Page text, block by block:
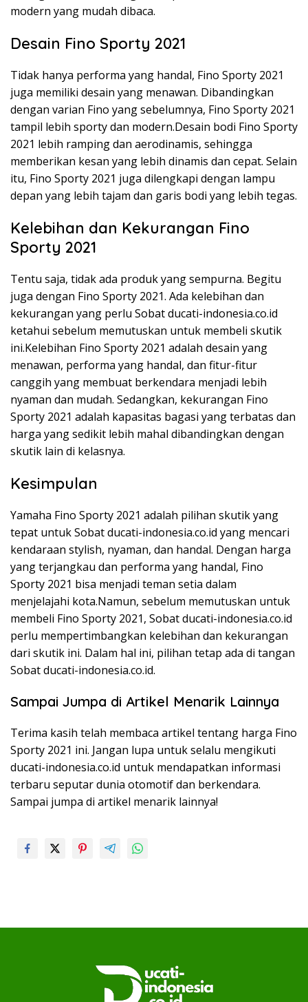
modern yang mudah dibaca.
Desain Fino Sporty 2021
Tidak hanya performa yang handal, Fino Sporty 2021
juga memiliki desain yang menawan. Dibandingkan
dengan varian Fino yang sebelumnya, Fino Sporty 2021
tampil lebih sporty dan modern.Desain bodi Fino Sporty
2021 lebih ramping dan aerodinamis, sehingga
memberikan kesan yang lebih dinamis dan cepat. Selain
itu, Fino Sporty 2021 juga dilengkapi dengan lampu
depan yang lebih tajam dan garis bodi yang lebih tegas.
Kelebihan dan Kekurangan Fino
Sporty 2021
Tentu saja, tidak ada produk yang sempurna. Begitu
juga dengan Fino Sporty 2021. Ada kelebihan dan
kekurangan yang perlu Sobat ducati-indonesia.co.id
ketahui sebelum memutuskan untuk membeli skutik
ini.Kelebihan Fino Sporty 2021 adalah desain yang
menawan, performa yang handal, dan fitur-fitur
canggih yang membuat berkendara menjadi lebih
nyaman dan mudah. Sedangkan, kekurangan Fino
Sporty 2021 adalah kapasitas bagasi yang terbatas dan
harga yang sedikit lebih mahal dibandingkan dengan
skutik lain di kelasnya.
Kesimpulan
Yamaha Fino Sporty 2021 adalah pilihan skutik yang
tepat untuk Sobat ducati-indonesia.co.id yang mencari
kendaraan stylish, nyaman, dan handal. Dengan harga
yang terjangkau dan performa yang handal, Fino
Sporty 2021 bisa menjadi teman setia dalam
menjelajahi kota.Namun, sebelum memutuskan untuk
membeli Fino Sporty 2021, Sobat ducati-indonesia.co.id
perlu mempertimbangkan kelebihan dan kekurangan
dari skutik ini. Dalam hal ini, pilihan tetap ada di tangan
Sobat ducati-indonesia.co.id.
Sampai Jumpa di Artikel Menarik Lainnya
Terima kasih telah membaca artikel tentang harga Fino
Sporty 2021 ini. Jangan lupa untuk selalu mengikuti
ducati-indonesia.co.id untuk mendapatkan informasi
terbaru seputar dunia otomotif dan berkendara.
Sampai jumpa di artikel menarik lainnya!